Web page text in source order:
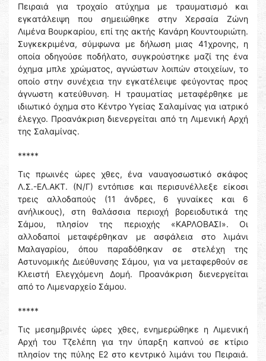
Πειραιά για τροχαίο ατύχημα με τραυματισμό και
εγκατάλειψη που σημειώθηκε στην Χερσαία Ζώνη
Λιμένα Βουρκαρίου, επί της ακτής Κανάρη Κουντουριώτη.
Συγκεκριμένα, σύμφωνα με δήλωση μιας 41χρονης, η
οποία οδηγούσε ποδήλατο, συγκρούστηκε μαζί της ένα
όχημα μπλε χρώματος, αγνώστων λοιπών στοιχείων, το
οποίο στην συνέχεια την εγκατέλειψε φεύγοντας προς
άγνωστη κατεύθυνση. Η τραυματίας μεταφέρθηκε με
ιδιωτικό όχημα στο Κέντρο Υγείας Σαλαμίνας για ιατρικό
έλεγχο. Προανάκριση διενεργείται από τη Λιμενική Αρχή
της Σαλαμίνας.
*****
Τις πρωινές ώρες χθες, ένα ναυαγοσωστικό σκάφος
Λ.Σ.-ΕΛ.ΑΚΤ. (Ν/Γ) εντόπισε και περισυνέλλεξε είκοσι
τρεις αλλοδαπούς (11 άνδρες, 6 γυναίκες και 6
ανήλικους), στη θαλάσσια περιοχή βορειοδυτικά της
Σάμου, πλησίον της περιοχής «ΚΑΡΛΟΒΑΣΙ». Οι
αλλοδαποί μεταφέρθηκαν με ασφάλεια στο λιμάνι
Μαλαγαρίου, όπου παραδόθηκαν σε στελέχη της
Αστυνομικής Διεύθυνσης Σάμου, για να μεταφερθούν σε
Κλειστή Ελεγχόμενη Δομή. Προανάκριση διενεργείται
από το Λιμεναρχείο Σάμου.
*****
Τις μεσημβρινές ώρες χθες, ενημερώθηκε η Λιμενική
Αρχή του Τζελέπη για την ύπαρξη καπνού σε κτίριο
πλησίον της πύλης Ε2 στο κεντρικό λιμάνι του Πειραιά.